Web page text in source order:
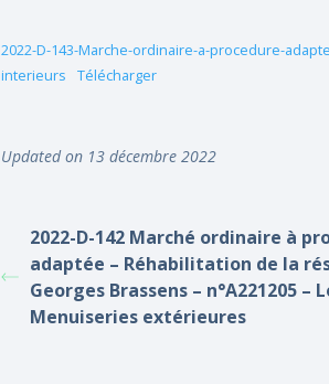
2022-D-143-Marche-ordinaire-a-procedure-
interieurs
Télécharger
Updated on 13 décembre 2022
2022-D-142 Marché ordinaire à
adaptée – Réhabilitation de la
Georges Brassens – n°A221205 –
Menuiseries extérieures